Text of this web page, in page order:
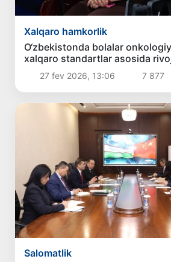
Xalqaro hamkorlik
O‘zbekistonda bolalar
xalqaro standartlar asosida
27 fev 2026, 13:06 7 877
Salomatlik